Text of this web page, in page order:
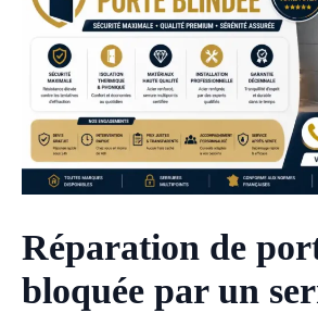
Réparation de
bloquée par un